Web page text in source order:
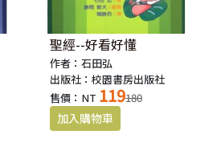
聖經--好看好懂
作者：石田弘
出版社：校園書房出版社
售價：NT 119180